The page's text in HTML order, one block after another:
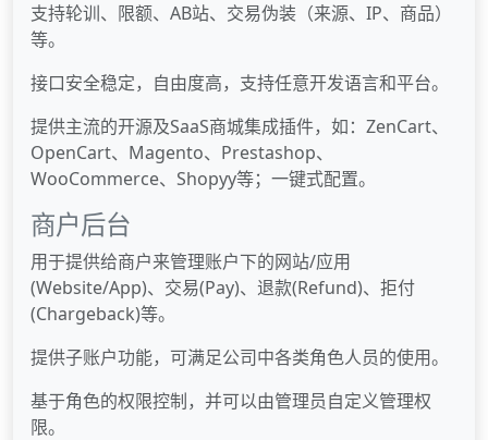
支持轮训、限额、AB站、交易伪装（来源、IP、商品）
等。
接口安全稳定，自由度高，支持任意开发语言和平台。
提供主流的开源及SaaS商城集成插件，如：ZenCart、
OpenCart、Magento、Prestashop、
WooCommerce、Shopyy等；一键式配置。
商户后台
用于提供给商户来管理账户下的网站/应用
(Website/App)、交易(Pay)、退款(Refund)、拒付
(Chargeback)等。
提供子账户功能，可满足公司中各类角色人员的使用。
基于角色的权限控制，并可以由管理员自定义管理权
限。